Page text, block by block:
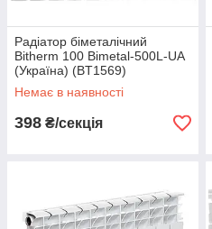
Радіатор біметалічний
Bitherm 100 Bimetal-500L-UA
(Україна) (BT1569)
Немає в наявності
398 ₴/секція